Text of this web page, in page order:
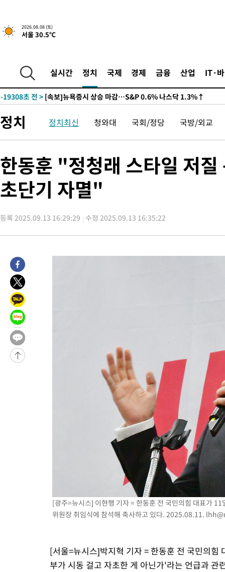
2026.08.08 (토)
서울 30.5℃
실시간 정치 국제 경제 금융 산업 IT·
-19308초 전 >
[속보]뉴욕증시 상승 마감…S&P 0.6% 나스닥 1.3%↑
-26182초 전 >
-19308초 전 > [속보]뉴욕증시 상승 마감…S&P 0.6% 나스닥 1.3%↑
-19308초 전 >
[속보]뉴욕증시 상승 마감…S&P 0.6% 나스닥 1.3%↑
정치 정치최신 청와대 국회/정당 국방/외교
한동훈 "정청래 스타일 저
초단기 자멸"
등록 2025.09.13 16:29:29 수정 2025.09.13 16:35:22
[광주=뉴시스] 이현행 기자 = 한동훈 전 국민의힘 대표가
위원장 취임식에 참석해 축사하고 있다. 2025.08.11.
[서울=뉴시스]박지혁 기자 = 한동훈 전 국민의
부가 시동 걸고 자초한 게 아닌가'라는 언급과